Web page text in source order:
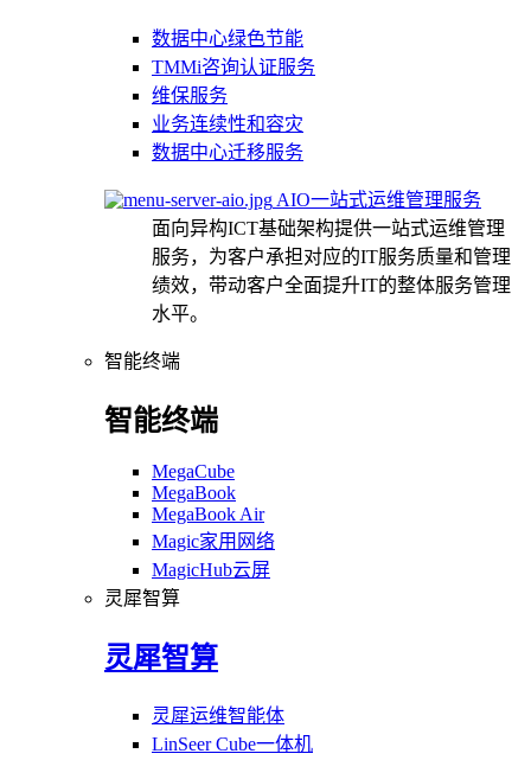
数据中心绿色节能
TMMi咨询认证服务
维保服务
业务连续性和容灾
数据中心迁移服务
AIO一站式运维管理服务
面向异构ICT基础架构提供一站式运维管理
服务，为客户承担对应的IT服务质量和管理
绩效，带动客户全面提升IT的整体服务管理
水平。
智能终端
智能终端
MegaCube
MegaBook
MegaBook Air
Magic家用网络
MagicHub云屏
灵犀智算
灵犀智算
灵犀运维智能体
LinSeer Cube一体机